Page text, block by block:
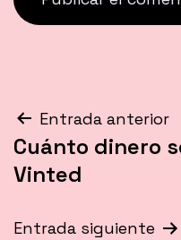
Navegación
de
Entrada anterior
Cuánto dinero
Vinted
Entrada siguiente